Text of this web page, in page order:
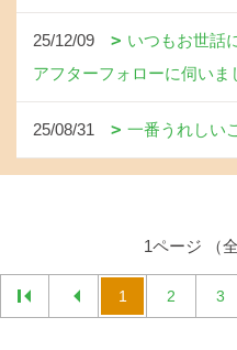
25/12/09
いつもお世話
アフターフォローに伺いま
25/08/31 一番うれしい
1ページ （
1 2 3